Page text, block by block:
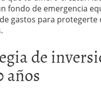
fondo de emergencia
gastos para protegerte
de
años